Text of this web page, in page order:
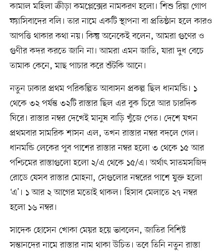
কামাল মহিলা ক্রীড়া কমপ্লেক্সের নামকরণ হলো। শিশু রিয়া গোপ
ফ্যাসিবাদের বলি। তার নামে একটি স্থাপনা বা প্রতিষ্ঠান হলে কারও
আপত্তি থাকার কথা নয়। কিন্তু অনেকেই বলেন, আমরা গুণের ও
গুণীর কদর করতে জানি না। আমরা এমন জাতি, যারা দুধ বেচে
তামাক কেনে, মাছ পাচার করে শুঁটকি আনে।
নতুন ঢাকার প্রথম পরিকল্পিত আবাসন প্রকল্প ছিল ধানমন্ডি। ১
থেকে ৩২ পর্যন্ত ৩২টি রাস্তার ছিল এর বুক চিরে আর চারদিক
ঘিরে। রাস্তার নম্বর দেখেই মানুষ বাড়ি খুঁজে পেত। দেশে যখন
প্রথমবার সামরিক শাসন এল, তখন রাস্তার নম্বর বদলে গেল।
ধানমন্ডি লেকের পুব পাশের রাস্তার নম্বর হলো ৩ থেকে ১৫ আর
পশ্চিমের রাস্তাগুলো হলো ২/এ থেকে ১৫/এ। অর্থাৎ সাতমসজিদ
রোডে যেসব রাস্তার মোহনা, সেগুলোর নম্বরের পাশে যুক্ত হলো
‘এ’। ১ আর ২ আগের মতোই থাকল। হিসাব মেলাতে ২৭ নম্বর
হলো ১৬ নম্বর।
সাদেক হোসেন খোকা মেয়র হয়ে ভাবলেন, জাতির বিশিষ্ট
সন্তানদের নামে রাস্তার নাম থাকা উচিত। তবে তিনি নতুন রাস্তা